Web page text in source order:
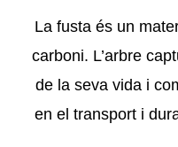
La fusta és un
carboni. L’arbre
de la seva vida i
en el transport i